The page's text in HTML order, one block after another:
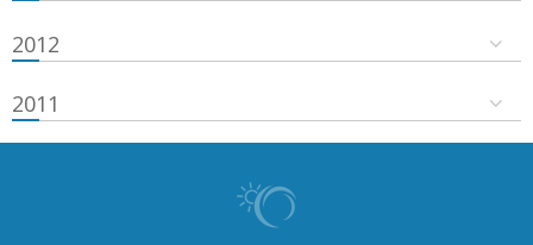
2012
2011